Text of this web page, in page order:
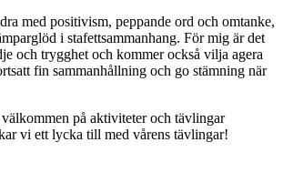
med positivism, peppande ord och omtanke,
i stafettsammanhang. För mig är det
och trygghet och kommer också vilja agera
fin sammanhållning och go stämning när
på aktiviteter och tävlingar
vi ett lycka till med vårens tävlingar!